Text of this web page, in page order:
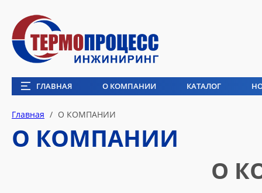
ГЛАВНАЯ О КОМПАНИИ КАТАЛОГ
Главная / О КОМПАНИИ
О КОМПАНИИ
О